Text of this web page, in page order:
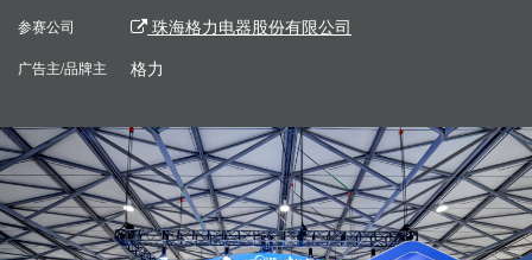
参赛公司 珠海格力电器股份有限公司
广告主/品牌主 格力